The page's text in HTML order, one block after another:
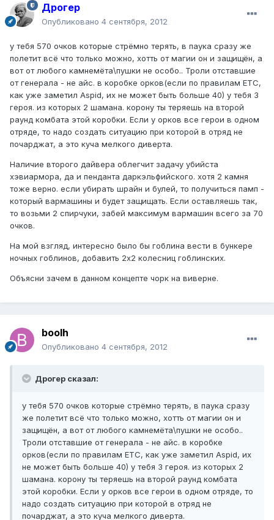
Дрогер
Опубликовано 4 сентября, 2012
у тебя 570 очков которые стрёмно терять, в паука сразу же
полетит всё что только можно, хотть от магии он и защищён, а
вот от любого камнемёта\пушки не особо.. Троли отставшие
от генерала - не айс. в коробке орков(если по правилам ЕТС,
как уже заметил Aspid, их не может быть больше 40) у тебя 3
героя. из которых 2 шамана. корону ты теряешь на второй
раунд комбата этой коробки. Если у орков все герои в одном
отряде, то надо создать ситуацию при которой в отряд не
почарджат, а это куча мелкого диверта.
Наличие второго дайвера облегчит задачу убийста
хэвиармора, да и пенданта даркэльфийского. хотя 2 камня
тоже верно. если убирать шрайн и булей, то получиться памп -
который вармашины и будет защищать. Если оставляешь так,
то возьми 2 спирчуки, забей максимум вармашин всего за 70
очков.
На мой взгляд, интересно было бы гоблина вести в бункере
ночных гоблинов, добавить 2х2 колесниц гоблинских.
Объясни зачем в данном концепте чорк на виверне.
boolh
Опубликовано 4 сентября, 2012
Дрогер сказал:
у тебя 570 очков которые стрёмно терять, в паука сразу
же полетит всё что только можно, хотть от магии он и
защищён, а вот от любого камнемёта\пушки не особо..
Троли отставшие от генерала - не айс. в коробке
орков(если по правилам ЕТС, как уже заметил Aspid, их
не может быть больше 40) у тебя 3 героя. из которых 2
шамана. корону ты теряешь на второй раунд комбата
этой коробки. Если у орков все герои в одном отряде, то
надо создать ситуацию при которой в отряд не
почарджат, а это куча мелкого диверта.